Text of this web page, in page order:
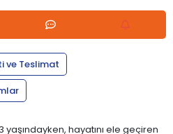
ve Teslimat
yaşındayken, hayatını ele geçiren